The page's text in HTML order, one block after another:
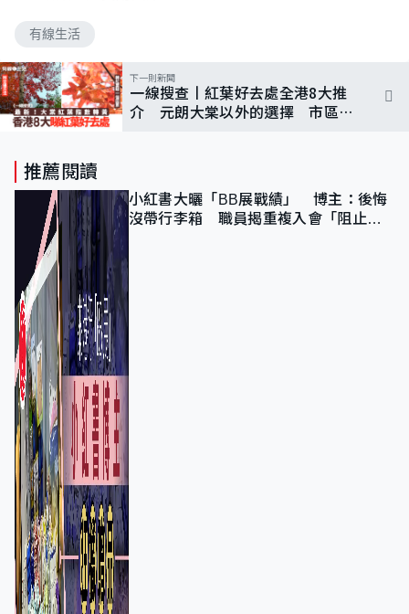
有線生活
下一則新聞
一線搜查丨紅葉好去處全港8大推
介 元朗大棠以外的選擇 市區附
推薦閱讀
小紅書大曬「BB展戰績」 博主：後悔
沒帶行李箱 職員揭重複入會「阻止唔